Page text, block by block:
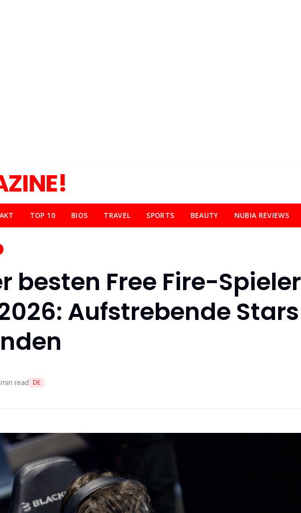
TOP 10 BIOS TRAVEL SPORTS BEAUTY NUBIA REVIEWS
besten Free Fire-Spieler
Aufstrebende Stars
min read DE